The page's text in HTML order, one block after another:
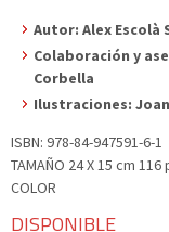
Autor: Alex Escolà
Colaboración y
Corbella
Ilustraciones:
ISBN: 978-84-947591-6-1
TAMAÑO 24 X 15 cm 116
COLOR
DISPONIBLE